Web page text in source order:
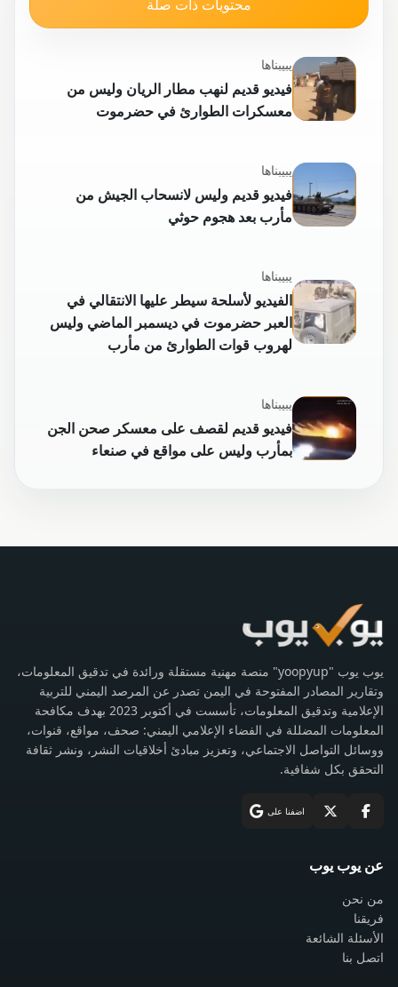
محتويات ذات صلة
يبيبناها
فيديو قديم لنهب مطار الريان وليس من
معسكرات الطوارئ في حضرموت
يبيبناها
فيديو قديم وليس لانسحاب الجيش من
مأرب بعد هجوم حوثي
يبيبناها
الفيديو لأسلحة سيطر عليها الانتقالي في
العبر حضرموت في ديسمبر الماضي وليس
لهروب قوات الطوارئ من مأرب
يبيبناها
فيديو قديم لقصف على معسكر صحن الجن
بمأرب وليس على مواقع في صنعاء
يوب يوب "yoopyup" منصة مهنية مستقلة ورائدة في تدقيق المعلومات،
وتقارير المصادر المفتوحة في اليمن تصدر عن المرصد اليمني للتربية
الإعلامية وتدقيق المعلومات، تأسست في أكتوبر 2023 بهدف مكافحة
المعلومات المضللة في الفضاء الإعلامي اليمني: صحف، مواقع، قنوات،
ووسائل التواصل الاجتماعي، وتعزيز مبادئ أخلاقيات النشر، ونشر ثقافة
التحقق بكل شفافية.
اضفنا على
عن يوب يوب
من نحن
فريقنا
الأسئلة الشائعة
اتصل بنا